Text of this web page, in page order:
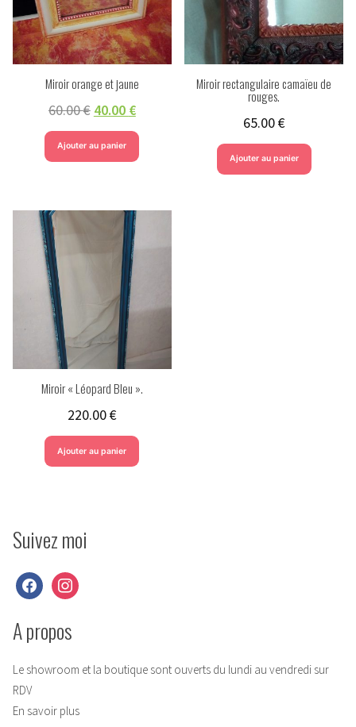
Miroir orange et jaune
60.00€ 40.00 €
Ajouter au panier
Miroir rectangulaire camaïeu de
rouges.
65.00€
Ajouter au panier
Miroir « Léopard Bleu ».
220.00€
Ajouter au panier
Suivez moi
facebookinstagram
A propos
Le showroom et la boutique sont ouverts du lundi au vendredi sur
RDV
En savoir plus